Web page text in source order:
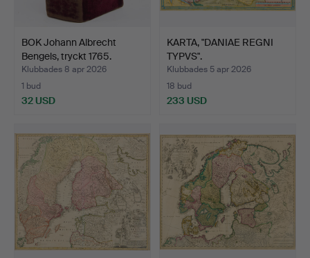
BOK Johann Albrecht
Bengels, tryckt 1765.
Klubbades 8 apr 2026
1 bud
32 USD
KARTA, "DANIAE REGNI
TYPVS".
Klubbades 5 apr 2026
18 bud
233 USD